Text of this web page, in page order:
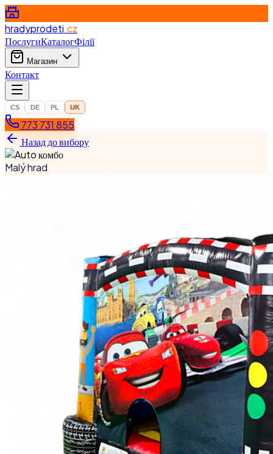
hradyprodeti.cz
ПослугиКаталогФілії
Магазин
Контакт
CS DE PL UK
773 731 855
Назад до вибору
Malý hrad